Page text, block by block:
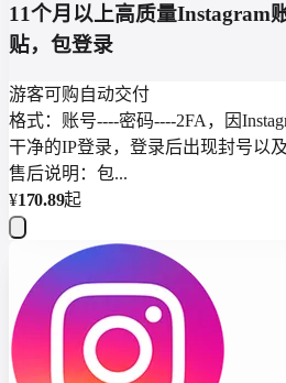
11个月以上高质量Instagram
贴，包登录
游客可购自动交付
格式：账号----密码----2FA，因
干净的IP登录，登录后出现封号以
售后说明：包...
¥170.89起